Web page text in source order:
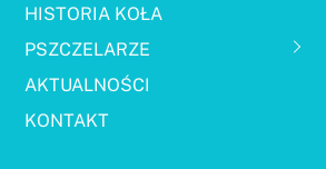
HISTORIA KOŁA
PSZCZELARZE
AKTUALNOŚCI
KONTAKT